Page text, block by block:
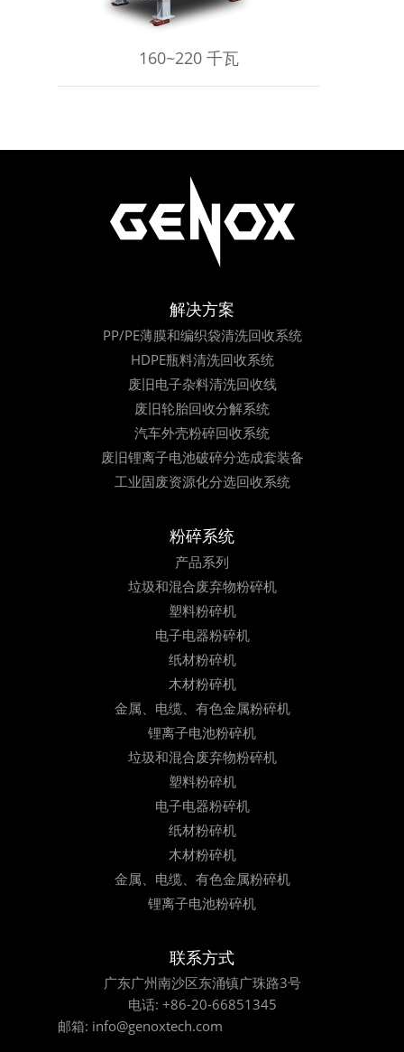
160~220 千瓦
解决方案
PP/PE薄膜和编织袋清洗回收系统
HDPE瓶料清洗回收系统
废旧电子杂料清洗回收线
废旧轮胎回收分解系统
汽车外壳粉碎回收系统
废旧锂离子电池破碎分选成套装备
工业固废资源化分选回收系统
粉碎系统
产品系列
垃圾和混合废弃物粉碎机
塑料粉碎机
电子电器粉碎机
纸材粉碎机
木材粉碎机
金属、电缆、有色金属粉碎机
锂离子电池粉碎机
垃圾和混合废弃物粉碎机
塑料粉碎机
电子电器粉碎机
纸材粉碎机
木材粉碎机
金属、电缆、有色金属粉碎机
锂离子电池粉碎机
联系方式
广东广州南沙区东涌镇广珠路3号
电话: +86-20-66851345
邮箱: info@genoxtech.com